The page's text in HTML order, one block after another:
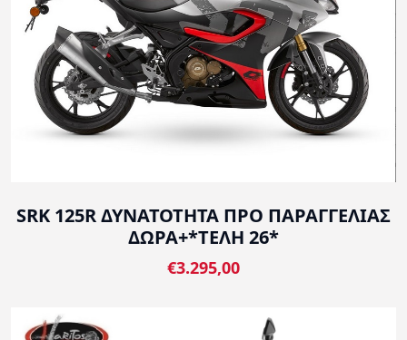
SRK 125R ΔΥΝΑΤΟΤΗΤΑ ΠΡΟ ΠΑΡΑΓΓΕΛΙΑΣ
ΔΩΡΑ+*ΤΕΛΗ 26*
€3.295,00